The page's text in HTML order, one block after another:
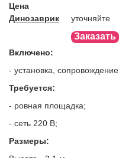
Цена
Динозаврик
уточняйте
Заказать
Включено:
- установка, сопровождение.
Требуется:
- ровная площадка;
- сеть 220 В;
Размеры: